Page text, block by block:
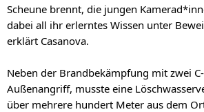
Scheune brennt, die jungen
dabei all ihr erlerntes Wissen unter
erklärt Casanova.
Neben der Brandbekämpfung mit zwei
Außenangriff, musste eine
über mehrere hundert Meter aus dem